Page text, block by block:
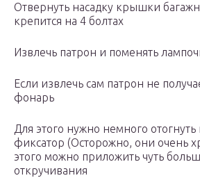
Отвернуть насадку крышки
крепится на 4 болтах
Извлечь патрон и поменять
Если извлечь сам патрон не
фонарь
Для этого нужно немного
фиксатор (Осторожно, они очень
этого можно приложить чуть
откручивания